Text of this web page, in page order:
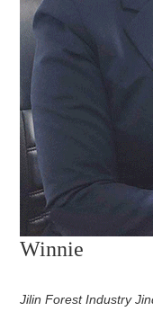
Winnie
Jilin Forest Industry